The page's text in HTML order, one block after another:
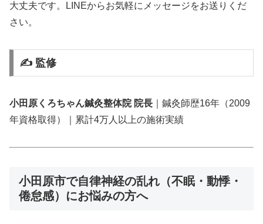
大丈夫です。LINEからお気軽にメッセージをお送りくだ
さい。
✍️ 監修
小田原くろちゃん鍼灸整体院 院長 ｜鍼灸師歴16年（2009
年資格取得）｜累計4万人以上の施術実績
小田原市で自律神経の乱れ（不眠・動悸・
倦怠感）にお悩みの方へ